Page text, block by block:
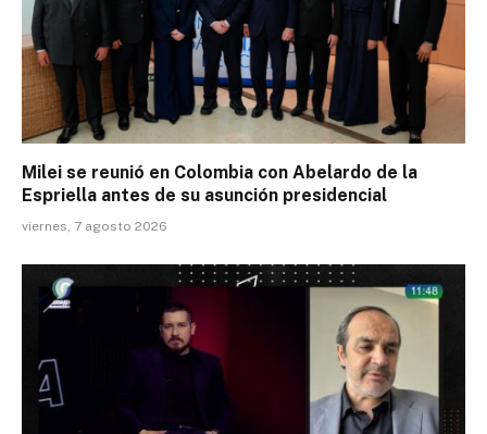
Milei se reunió en Colombia con Abelardo de la
Espriella antes de su asunción presidencial
viernes, 7 agosto 2026